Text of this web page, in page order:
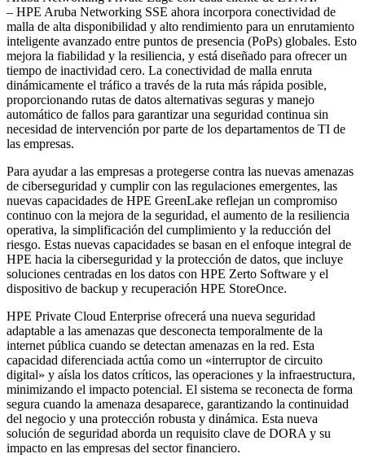
– HPE Aruba Networking SSE ahora incorpora conectividad de
malla de alta disponibilidad y alto rendimiento para un enrutamiento
inteligente avanzado entre puntos de presencia (PoPs) globales. Esto
mejora la fiabilidad y la resiliencia, y está diseñado para ofrecer un
tiempo de inactividad cero. La conectividad de malla enruta
dinámicamente el tráfico a través de la ruta más rápida posible,
proporcionando rutas de datos alternativas seguras y manejo
automático de fallos para garantizar una seguridad continua sin
necesidad de intervención por parte de los departamentos de TI de
las empresas.
Para ayudar a las empresas a protegerse contra las nuevas amenazas
de ciberseguridad y cumplir con las regulaciones emergentes, las
nuevas capacidades de HPE GreenLake reflejan un compromiso
continuo con la mejora de la seguridad, el aumento de la resiliencia
operativa, la simplificación del cumplimiento y la reducción del
riesgo. Estas nuevas capacidades se basan en el enfoque integral de
HPE hacia la ciberseguridad y la protección de datos, que incluye
soluciones centradas en los datos con HPE Zerto Software y el
dispositivo de backup y recuperación HPE StoreOnce.
HPE Private Cloud Enterprise ofrecerá una nueva seguridad
adaptable a las amenazas que desconecta temporalmente de la
internet pública cuando se detectan amenazas en la red. Esta
capacidad diferenciada actúa como un «interruptor de circuito
digital» y aísla los datos críticos, las operaciones y la infraestructura,
minimizando el impacto potencial. El sistema se reconecta de forma
segura cuando la amenaza desaparece, garantizando la continuidad
del negocio y una protección robusta y dinámica. Esta nueva
solución de seguridad aborda un requisito clave de DORA y su
impacto en las empresas del sector financiero.